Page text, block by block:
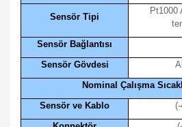
Sensör Tipi
Pt1000
Sensör Bağlantısı
Sensör Gövdesi
Nominal Çalışma
Sensör ve Kablo